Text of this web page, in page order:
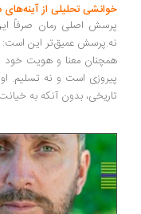
تحلیلی از آینه‌های دردار
اصلی رمان صرفاً این
عمیق‌تر این است:
معنا و هویت خود را حفظ
است و نه تسلیم. او راهی
بدون آنکه به خیانت، گریز